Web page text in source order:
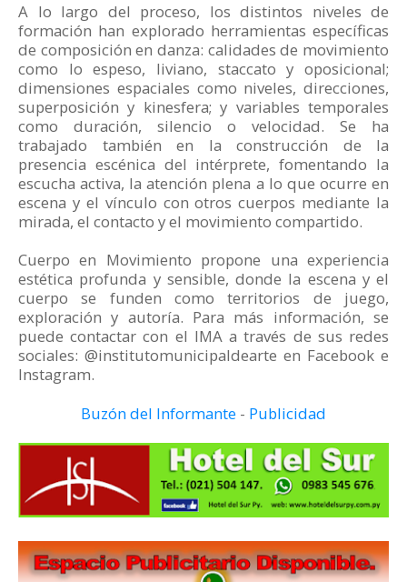
A lo largo del proceso, los distintos niveles de
formación han explorado herramientas específicas
de composición en danza: calidades de movimiento
como lo espeso, liviano, staccato y oposicional;
dimensiones espaciales como niveles, direcciones,
superposición y kinesfera; y variables temporales
como duración, silencio o velocidad. Se ha
trabajado también en la construcción de la
presencia escénica del intérprete, fomentando la
escucha activa, la atención plena a lo que ocurre en
escena y el vínculo con otros cuerpos mediante la
mirada, el contacto y el movimiento compartido.
Cuerpo en Movimiento propone una experiencia
estética profunda y sensible, donde la escena y el
cuerpo se funden como territorios de juego,
exploración y autoría. Para más información, se
puede contactar con el IMA a través de sus redes
sociales: @institutomunicipaldearte en Facebook e
Instagram.
Buzón del Informante - Publicidad